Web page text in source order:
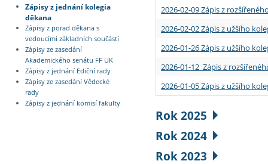
Zápisy z jednání kolegia
děkana
Zápisy z porad děkana s
vedoucími základních součástí
Zápisy ze zasedání
Akademického senátu FF UK
Zápisy z jednání Ediční rady
Zápisy ze zasedání Vědecké
rady
Zápisy z jednání komisí fakulty
2026-02-09 Zápis z
2026-02-02 Zápis z užšího
2026-01-26 Zápis z užšího
2026-01-12 Zápis z
2026-01-05 Zápis z užšího
Rok 2025
Rok 2024
Rok 2023